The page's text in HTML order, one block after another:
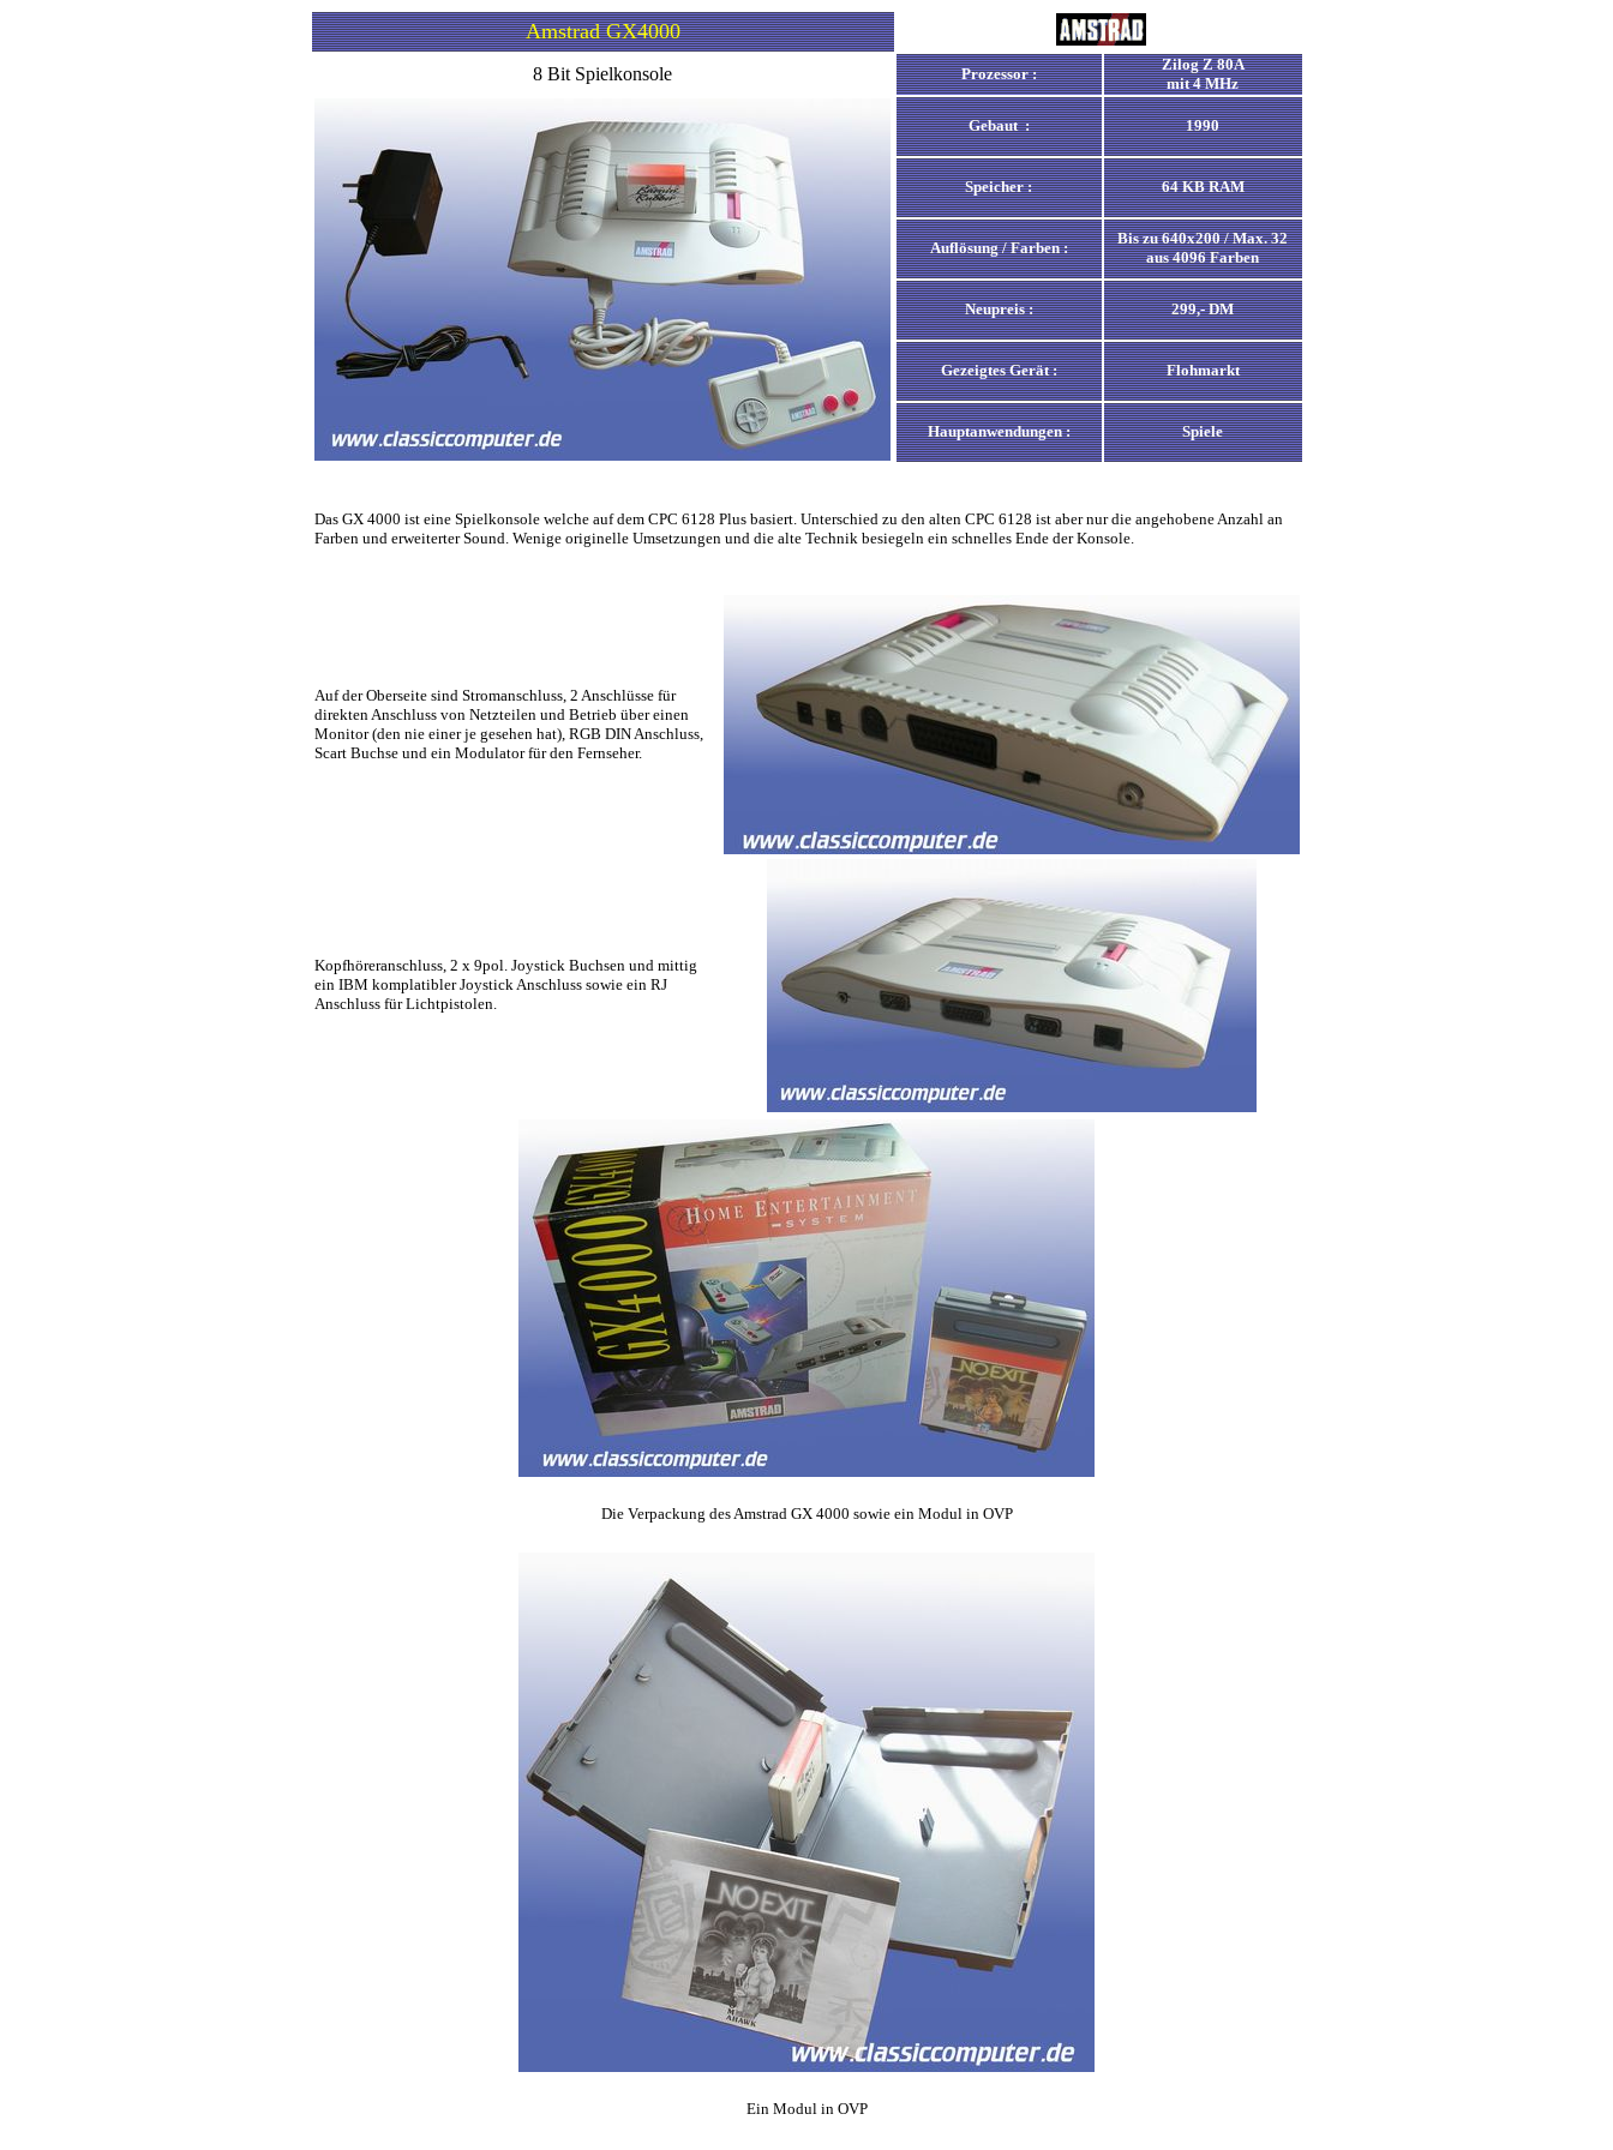
Amstrad GX4000
8 Bit Spielkonsole Prozessor :
Zilog Z 80A
mit 4 MHz
Gebaut : 1990
Speicher : 64 KB RAM
Auflösung / Farben :
Bis zu 640x200 / Max. 32
aus 4096 Farben
Neupreis : 299,- DM
Gezeigtes Gerät : Flohmarkt
Hauptanwendungen : Spiele
Das GX 4000 ist eine Spielkonsole welche auf dem CPC 6128 Plus basiert. Unterschied zu den alten CPC 6128 ist aber nur die angehobene Anzahl an
Farben und erweiterter Sound. Wenige originelle Umsetzungen und die alte Technik besiegeln ein schnelles Ende der Konsole.
Auf der Oberseite sind Stromanschluss, 2 Anschlüsse für
direkten Anschluss von Netzteilen und Betrieb über einen
Monitor (den nie einer je gesehen hat), RGB DIN Anschluss,
Scart Buchse und ein Modulator für den Fernseher.
Kopfhöreranschluss, 2 x 9pol. Joystick Buchsen und mittig
ein IBM komplatibler Joystick Anschluss sowie ein RJ
Anschluss für Lichtpistolen.
Die Verpackung des Amstrad GX 4000 sowie ein Modul in OVP
Ein Modul in OVP